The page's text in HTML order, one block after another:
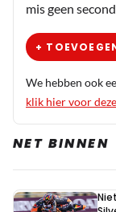
mis geen
+
We hebben ook
klik hier voor
NET BINNEN